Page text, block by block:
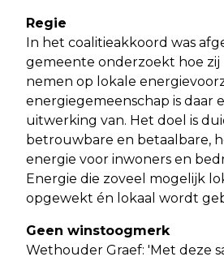
Regie
In het coalitieakkoord was
gemeente onderzoekt hoe zij
nemen op lokale
energiegemeenschap is daar
uitwerking van. Het doel is
betrouwbare en betaalbare,
energie voor inwoners en
Energie die zoveel mogelijk
opgewekt én lokaal wordt
Geen winstoogmerk
Wethouder Graef: 'Met deze